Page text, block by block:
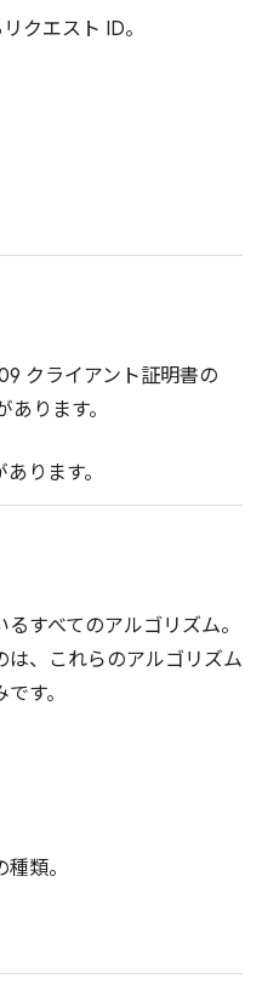
クエスト ID。
クライアント証明書の
ります。
ります。
すべてのアルゴリズム。
、これらのアルゴリズム
す。
類。